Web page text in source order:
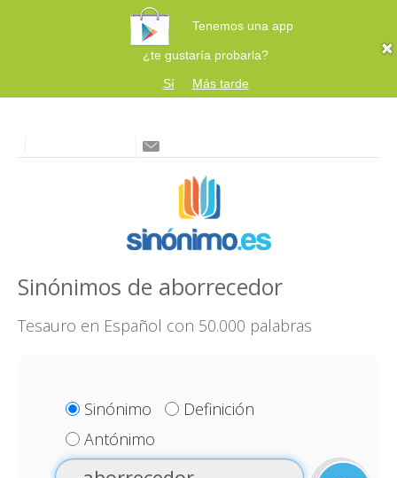
Tenemos una app
¿te gustaría probarla?
Sí
Más tarde
Sinónimos de aborrecedor
Tesauro en Español con 50.000 palabras
Sinónimo
Definición
Antónimo